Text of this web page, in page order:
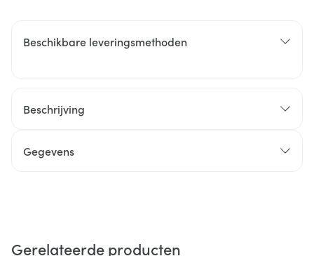
Beschikbare leveringsmethoden
Beschrijving
Gegevens
Gerelateerde producten